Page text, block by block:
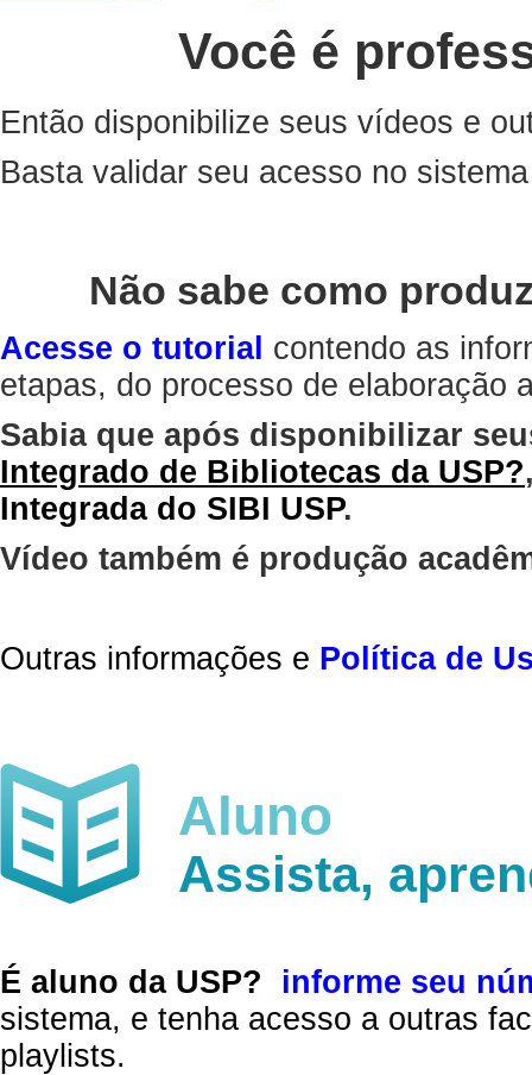
Você é
Então disponibilize seus vídeos e
Basta validar seu acesso no
Não sabe como
Acesse o tutorial contendo as
etapas, do processo de elaboração
Sabia que após disponibilizar
Integrado de Bibliotecas da USP?
Integrada do SIBI USP.
Vídeo também é produção
Outras informações e Política de
Aluno
Assista,
É aluno da USP?
informe seu
sistema, e tenha acesso a outras
playlists.